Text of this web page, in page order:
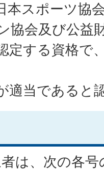
本スポーツ協
協会及び公益
定する資格で
適当であると
は、次の各